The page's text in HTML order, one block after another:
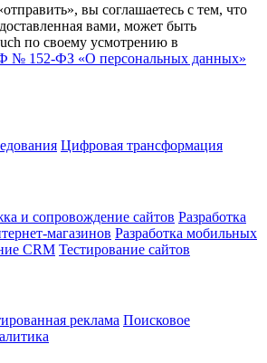
вы соглашаетесь с тем, что
вами, может быть
по своему усмотрению в
№ 152-ФЗ «О персональных данных»
Цифровая трансформация
и сопровождение сайтов Разработка
магазинов Разработка мобильных
CRM Тестирование сайтов
реклама Поисковое